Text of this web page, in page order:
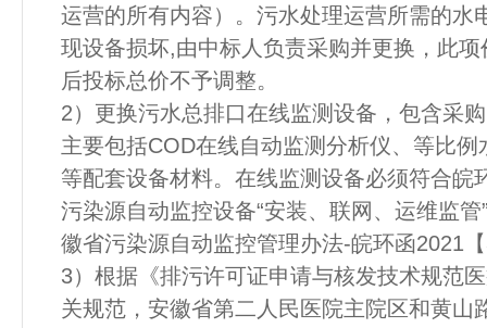
运营的所有内容）。污水处理运营所需的水
现设备损坏,由中标人负责采购并更换，此
后投标总价不予调整。
2）更换污水总排口在线监测设备，包含采
主要包括COD在线自动监测分析仪、等比
等配套设备材料。在线监测设备必须符合皖
污染源自动监控设备“安装、联网、运维监
徽省污染源自动监控管理办法-皖环函2021
3）根据《排污许可证申请与核发技术规范
关规范，安徽省第二人民医院主院区和黄山